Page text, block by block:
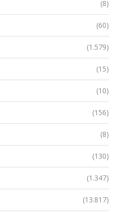
(8)
(60)
(1.579)
(15)
(10)
(156)
(8)
(130)
(1.347)
(13.817)